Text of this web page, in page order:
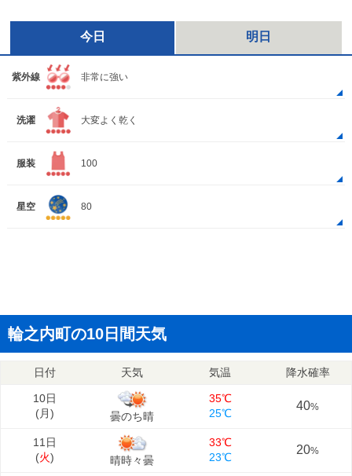
今日 明日
紫外線 非常に強い
洗濯 大変よく乾く
服装 100
星空 80
輪之内町の10日間天気
日付 天気 気温 降水確率
10日
(月) 曇のち晴
35℃
25℃
40%
11日
(火) 晴時々曇
33℃
23℃
20%